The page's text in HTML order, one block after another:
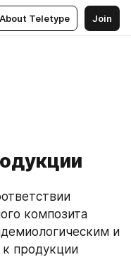
About Teletype Join
композита
и
к продукции